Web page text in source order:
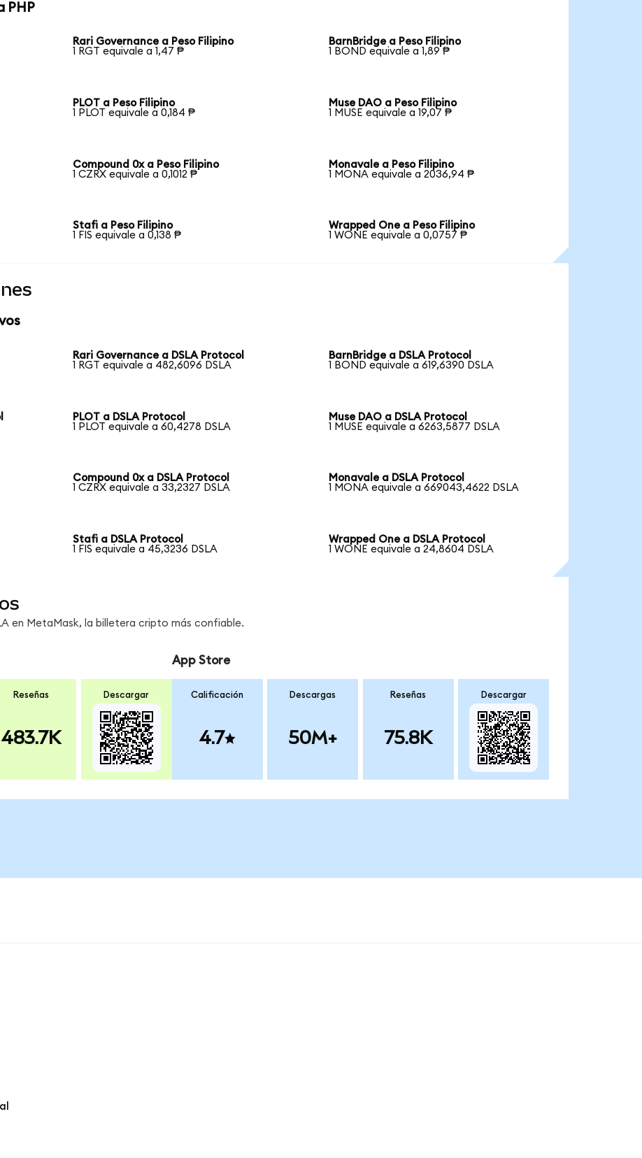
PHP
Rari Governance a Peso Filipino
1 RGT equivale a 1,47 ₱
BarnBridge a Peso Filipino
1 BOND equivale a 1,89 ₱
PLOT a Peso Filipino
1 PLOT equivale a 0,184 ₱
Muse DAO a Peso Filipino
1 MUSE equivale a 19,07 ₱
Compound 0x a Peso Filipino
1 CZRX equivale a 0,1012 ₱
Monavale a Peso Filipino
1 MONA equivale a 2036,94 ₱
Stafi a Peso Filipino
1 FIS equivale a 0,138 ₱
Wrapped One a Peso Filipino
1 WONE equivale a 0,0757 ₱
Rari Governance a DSLA Protocol
1 RGT equivale a 482,6096 DSLA
BarnBridge a DSLA Protocol
1 BOND equivale a 619,6390 DSLA
PLOT a DSLA Protocol
1 PLOT equivale a 60,4278 DSLA
Muse DAO a DSLA Protocol
1 MUSE equivale a 6263,5877 DSLA
Compound 0x a DSLA Protocol
1 CZRX equivale a 33,2327 DSLA
Monavale a DSLA Protocol
1 MONA equivale a 669043,4622 DSLA
Stafi a DSLA Protocol
1 FIS equivale a 45,3236 DSLA
Wrapped One a DSLA Protocol
1 WONE equivale a 24,8604 DSLA
en MetaMask, la billetera cripto más confiable.
Reseñas
483.7K
Descargar
App Store
Calificación
4.7
Descargas
50M+
Reseñas
75.8K
Descargar